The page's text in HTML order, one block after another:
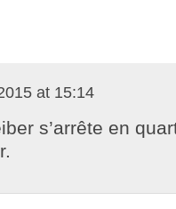
at 15:14
s’arrête en